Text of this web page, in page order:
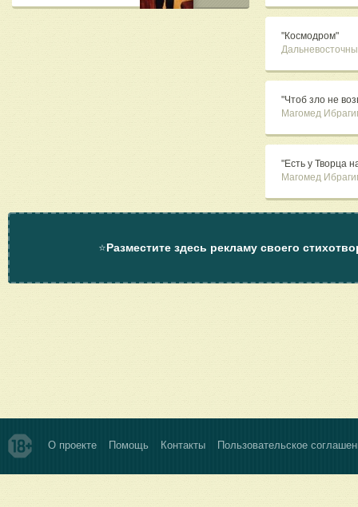
"Космодром"
"Чтоб зло не
Магомед
"Есть у Творца
Магомед
⭐Разместите здесь рекламу своего
О проекте Помощь Контакты Пользовательское